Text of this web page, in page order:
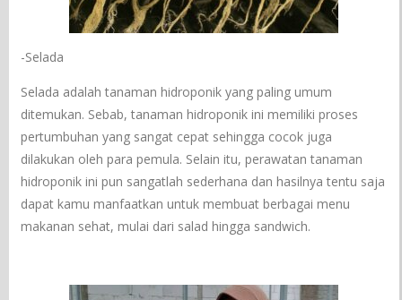
-Selada
Selada adalah tanaman hidroponik yang paling umum
ditemukan. Sebab, tanaman hidroponik ini memiliki proses
pertumbuhan yang sangat cepat sehingga cocok juga
dilakukan oleh para pemula. Selain itu, perawatan tanaman
hidroponik ini pun sangatlah sederhana dan hasilnya tentu saja
dapat kamu manfaatkan untuk membuat berbagai menu
makanan sehat, mulai dari salad hingga sandwich.